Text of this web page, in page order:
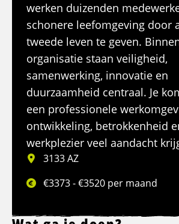
werken duizenden
schonere leefomgeving door
tweede leven te geven.
organisatie staan veiligheid,
samenwerking, innovatie en
duurzaamheid centraal. Je
een professionele
ontwikkeling, betrokkenheid
werkplezier veel aandacht
3133 AZ
€3373 - €3520 per maand